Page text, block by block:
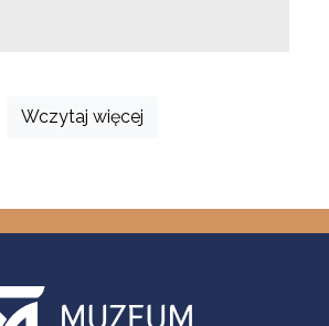
Wczytaj więcej